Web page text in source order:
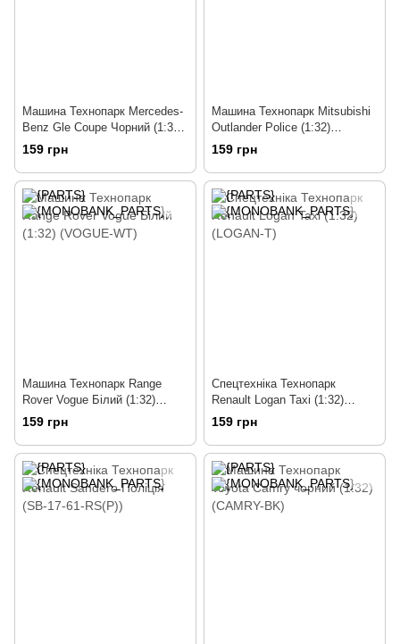
Машина Технопарк Mercedes-
Benz Gle Coupe Чорний (1:32)
(GLE-COUPE-BE)
159 грн
Машина Технопарк Mitsubishi
Outlander Police (1:32)
(OUTLANDER-POLICE)
159 грн
Машина Технопарк Range
Rover Vogue Білий (1:32)
(VOGUE-WT)
159 грн
Спецтехніка Технопарк
Renault Logan Taxi (1:32)
(LOGAN-T)
159 грн